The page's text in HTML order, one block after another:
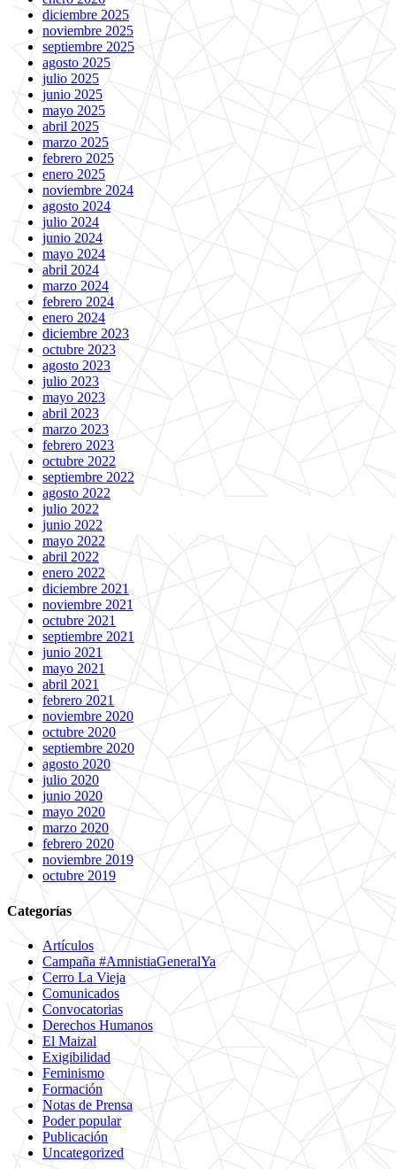
diciembre 2025
noviembre 2025
septiembre 2025
agosto 2025
julio 2025
junio 2025
mayo 2025
abril 2025
marzo 2025
febrero 2025
enero 2025
noviembre 2024
agosto 2024
julio 2024
junio 2024
mayo 2024
abril 2024
marzo 2024
febrero 2024
enero 2024
diciembre 2023
octubre 2023
agosto 2023
julio 2023
mayo 2023
abril 2023
marzo 2023
febrero 2023
octubre 2022
septiembre 2022
agosto 2022
julio 2022
junio 2022
mayo 2022
abril 2022
enero 2022
diciembre 2021
noviembre 2021
octubre 2021
septiembre 2021
junio 2021
mayo 2021
abril 2021
febrero 2021
noviembre 2020
octubre 2020
septiembre 2020
agosto 2020
julio 2020
junio 2020
mayo 2020
marzo 2020
febrero 2020
noviembre 2019
octubre 2019
Categorías
Artículos
Campaña #AmnistiaGeneralYa
Cerro La Vieja
Comunicados
Convocatorias
Derechos Humanos
El Maizal
Exigibilidad
Feminismo
Formación
Notas de Prensa
Poder popular
Publicación
Uncategorized